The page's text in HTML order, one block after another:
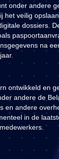
onder andere
het veilig
dossiers.
na
ontwikkeld en
andere de
en andere
in de